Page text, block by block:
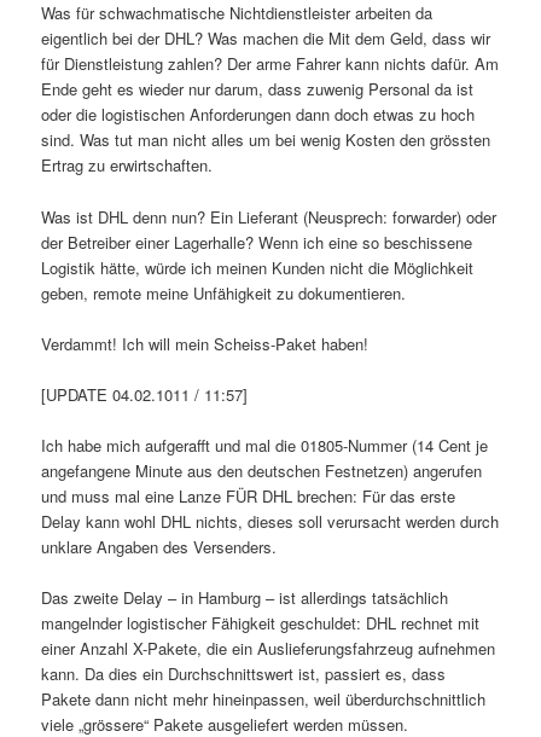
Was für schwachmatische Nichtdienstleister arbeiten da
eigentlich bei der DHL? Was machen die Mit dem Geld, dass wir
für Dienstleistung zahlen? Der arme Fahrer kann nichts dafür. Am
Ende geht es wieder nur darum, dass zuwenig Personal da ist
oder die logistischen Anforderungen dann doch etwas zu hoch
sind. Was tut man nicht alles um bei wenig Kosten den grössten
Ertrag zu erwirtschaften.
Was ist DHL denn nun? Ein Lieferant (Neusprech: forwarder) oder
der Betreiber einer Lagerhalle? Wenn ich eine so beschissene
Logistik hätte, würde ich meinen Kunden nicht die Möglichkeit
geben, remote meine Unfähigkeit zu dokumentieren.
Verdammt! Ich will mein Scheiss-Paket haben!
[UPDATE 04.02.1011 / 11:57]
Ich habe mich aufgerafft und mal die 01805-Nummer (14 Cent je
angefangene Minute aus den deutschen Festnetzen) angerufen
und muss mal eine Lanze FÜR DHL brechen: Für das erste
Delay kann wohl DHL nichts, dieses soll verursacht werden durch
unklare Angaben des Versenders.
Das zweite Delay – in Hamburg – ist allerdings tatsächlich
mangelnder logistischer Fähigkeit geschuldet: DHL rechnet mit
einer Anzahl X-Pakete, die ein Auslieferungsfahrzeug aufnehmen
kann. Da dies ein Durchschnittswert ist, passiert es, dass
Pakete dann nicht mehr hineinpassen, weil überdurchschnittlich
viele „grössere“ Pakete ausgeliefert werden müssen.